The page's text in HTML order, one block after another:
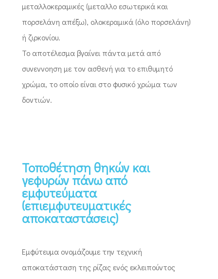
μεταλλοκεραμικές (μεταλλο εσωτερικά και
πορσελάνη απέξω), ολοκεραμικά (όλο πορσελάνη)
ή ζιρκονίου.
Το αποτέλεσμα βγαίνει πάντα μετά από
συνεννοηση με τον ασθενή για το επιθυμητό
χρώμα, το οποίο είναι στο φυσικό χρώμα των
δοντιών.
Τοποθέτηση θηκών και
γεφυρών πάνω από
εμφυτεύματα
(επιεμφυτευματικές
αποκαταστάσεις)
Εμφύτευμα ονομάζουμε την τεχνική
αποκατάσταση της ρίζας ενός εκλειπούντος